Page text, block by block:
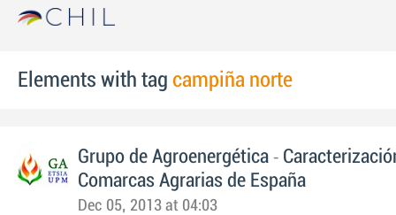
Elements with tag campiña norte
Grupo de Agroenergética -
Comarcas Agrarias de España
Dec 05, 2013 at 04:03